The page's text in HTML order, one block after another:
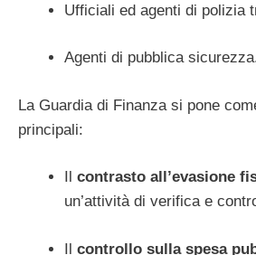
Ufficiali ed agenti di polizia
Agenti di pubblica
La Guardia di Finanza si pone
principali:
contrasto all’evasione
un’attività di verifica e
Il controllo sulla spesa